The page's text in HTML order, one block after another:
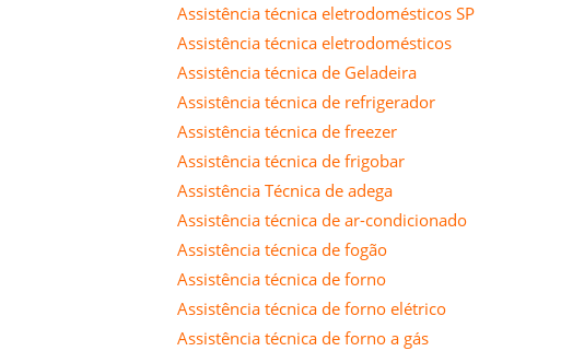
Assistência técnica eletrodomésticos SP
Assistência técnica eletrodomésticos
Assistência técnica de Geladeira
Assistência técnica de refrigerador
Assistência técnica de freezer
Assistência técnica de frigobar
Assistência Técnica de adega
Assistência técnica de ar-condicionado
Assistência técnica de fogão
Assistência técnica de forno
Assistência técnica de forno elétrico
Assistência técnica de forno a gás